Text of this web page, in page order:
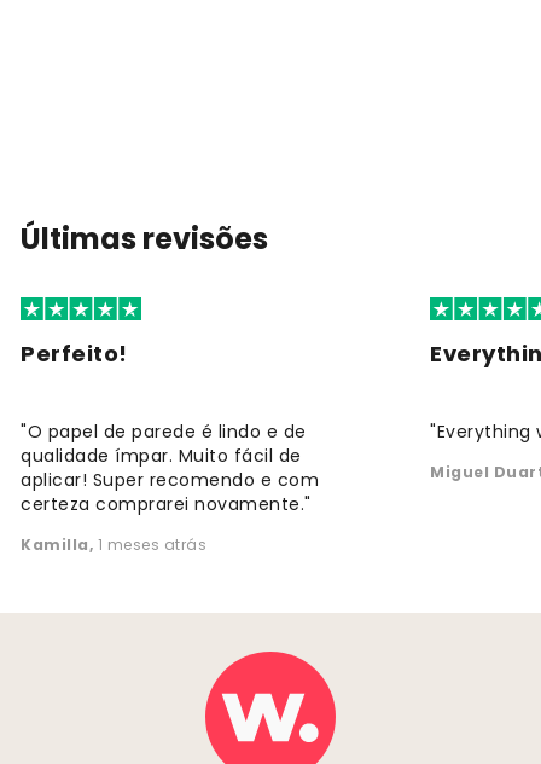
Últimas revisões
Perfeito!
"O papel de parede é lindo e de
qualidade ímpar. Muito fácil de
aplicar! Super recomendo e com
certeza comprarei novamente."
Kamilla, 1 meses atrás
"Everything
Miguel